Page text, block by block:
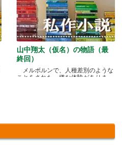
山中翔太（仮名）の物語（最
終回）
メルボルンで、人種差別のような
ことをされた、嫌な体験がありま